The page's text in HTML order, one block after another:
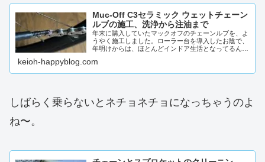
Muc-Off C3セラミック ウェットチェーン
ルブの施工、洗浄から注油まで
年末に購入していたマックオフのチェーンルブを、よ
うやく施工しました。ローラー台を導入したお陰で、
年明けからは、ほとんどインドア生活となってるんで
て言うの...
keioh-happyblog.com
しばらく乗らないとネチョネチョになっちゃうのよ
ね〜。